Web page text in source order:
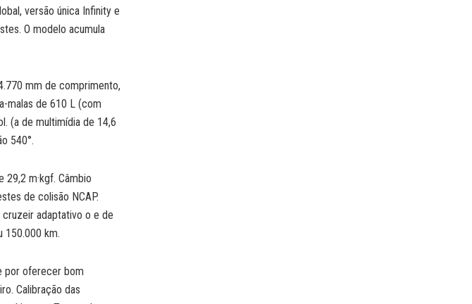
versão única Infinity e
O modelo acumula
mm de comprimento,
malas de 610 L (com
(a de multimídia de 14,6
540°.
m·kgf. Câmbio
de colisão NCAP.
adaptativo o e de
150.000 km.
por oferecer bom
Calibração das